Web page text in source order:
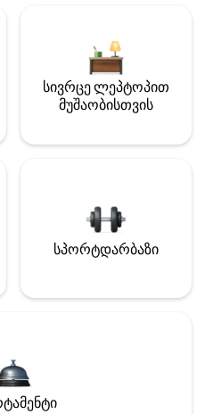
სივრცე ლეპტოპით
მუშაობისთვის
სპორტდარბაზი